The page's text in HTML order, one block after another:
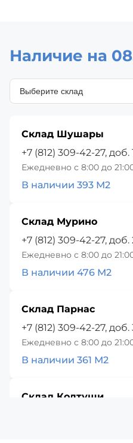
Наличие на
Склад Шушары
+7 (812) 309-42-27, доб.
Ежедневно с 8:00 до
В наличии 393 М2
Склад Мурино
+7 (812) 309-42-27, доб.
Ежедневно с 8:00 до
В наличии 476 М2
Склад Парнас
+7 (812) 309-42-27, доб.
Ежедневно с 8:00 до
В наличии 361 М2
Склад Колтуши